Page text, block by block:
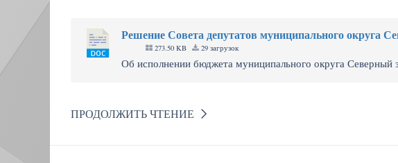
Решение Совета депутатов муниципального округа
273.50 KB 29 загрузок
Об исполнении бюджета муниципального округа Северный
ПРОДОЛЖИТЬ ЧТЕНИЕ